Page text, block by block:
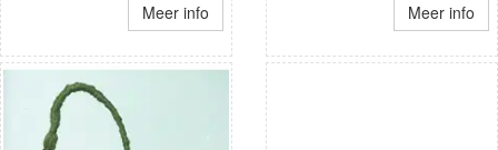
Meer info Meer info